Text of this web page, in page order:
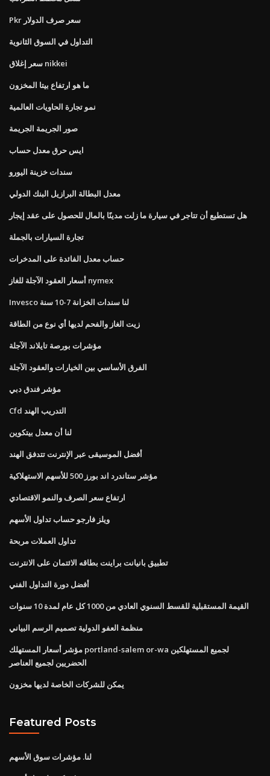
Pkr سعر صرف الدولار
التداول في السوق الثانوية
سعر إغلاق nikkei
ما هو ارتفاع بيتا المخزون
نمو تجارة الحاويات العالمية
صور الجريمة الجريمة
ايس حرق معدل حساب
سندات خزينة اليورو
معدل البطالة البرازيل البنك الدولي
هل تستطيع أن تتاجر في سيارة ما زلت مدينًا بالمال للحصول على عقد إيجار
تجارة السيارات بالجملة
حساب معدل الفائدة على المدخرات
أسعار العقود الآجلة للغاز nymex
Invesco لنا سندات الخزانة 7-10 سنة
زيت الغاز والفحم لديها أي نوع من الطاقة
مؤشرات بورصة تايلاند الآجلة
الفرق الأساسي بين الخيارات والعقود الآجلة
مؤشر فندق دبي
Cfd التدريب الهند
لنا أن معدل بيتكوين
أفضل الموسيقى عبر الإنترنت تتدفق الهند
مؤشر ستاندرد اند بورز 500 للأسهم الاستهلاكية
ارتفاع سعر الصرف والنمو الاقتصادي
ويلز فارجو حساب تداول الأسهم
تداول العملات مربحة
تطبيق بانيانت براينت بطاقه الائتمان على الانترنت
أفضل دورة التداول الفني
القيمة المستقبلية للقسط السنوي العادي من 1000 كل عام لمدة 10 سنوات
منظمة العفو الدولية تصميم الرسم البياني
مؤشر أسعار المستهلك portland-salem or-wa لجميع المستهلكين
الحضريين لجميع العناصر
يمكن للشركات الخاصة لديها مخزون
Featured Posts
لنا. مؤشرات سوق الأسهم